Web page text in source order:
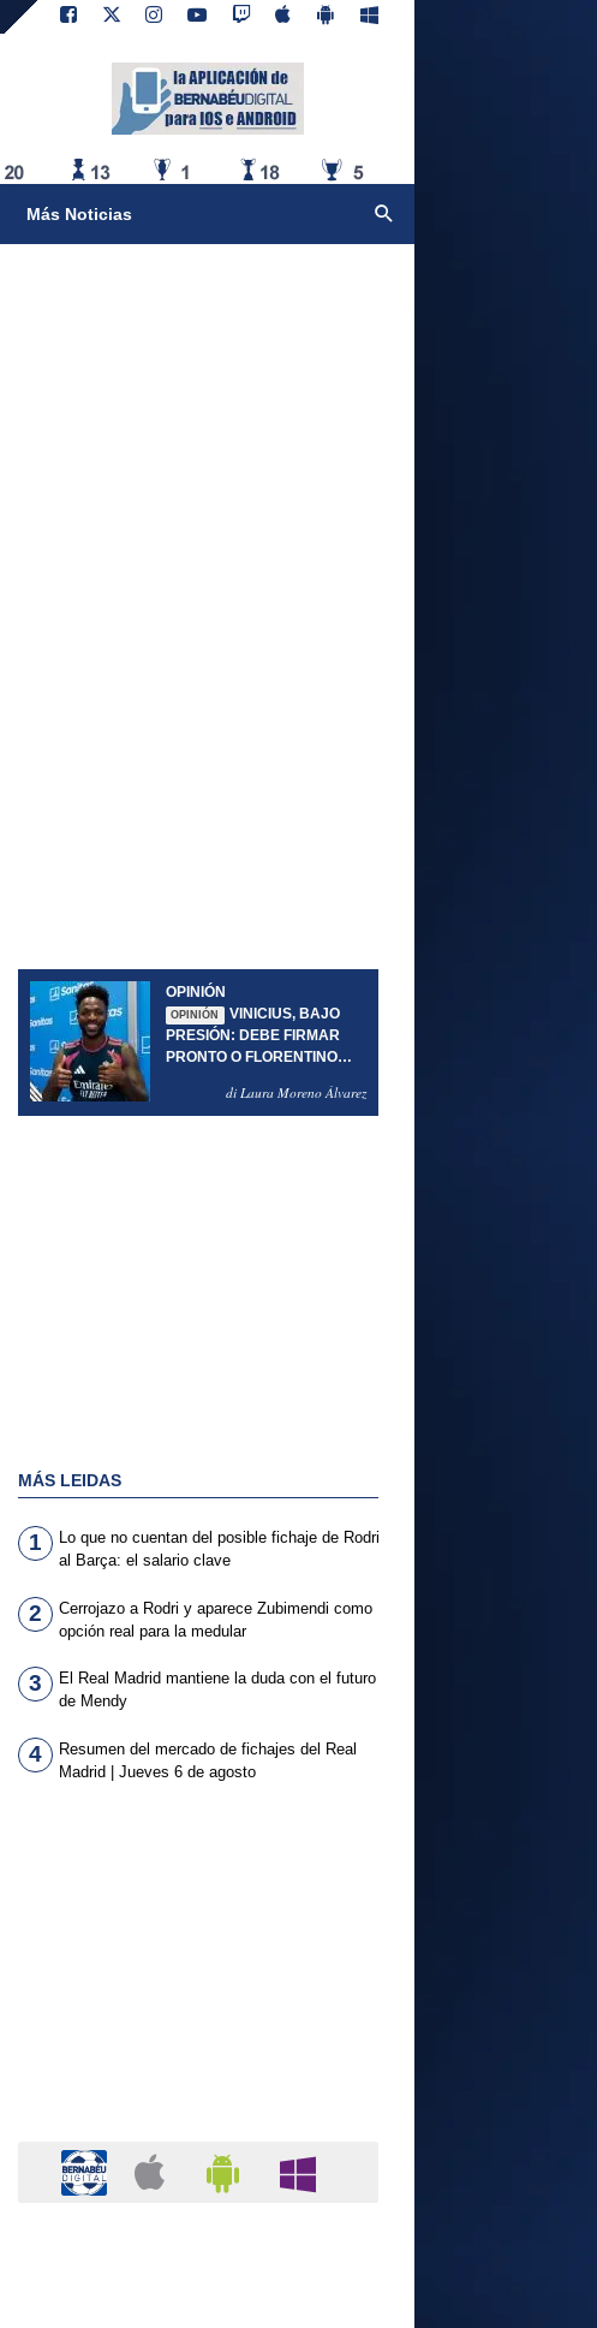
Más Noticias
OPINIÓN
OPINIÓN
VINICIUS, BAJO
PRESIÓN: DEBE FIRMAR
PRONTO O FLORENTINO
di Laura Moreno Álvarez
MÁS LEIDAS
1
Lo que no cuentan del posible fichaje de Rodri
al Barça: el salario clave
2
Cerrojazo a Rodri y aparece Zubimendi como
opción real para la medular
3
El Real Madrid mantiene la duda con el futuro
de Mendy
4
Resumen del mercado de fichajes del Real
Madrid | Jueves 6 de agosto